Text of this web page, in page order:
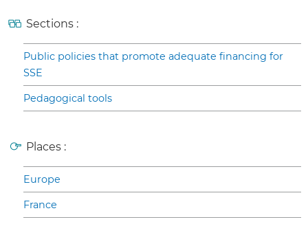
Sections :
Public policies that promote adequate financing for
SSE
Pedagogical tools
Places :
Europe
France